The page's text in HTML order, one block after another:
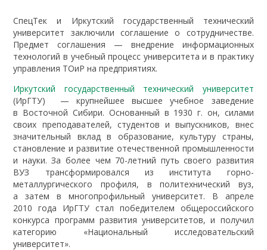
СпецТек и Иркутский государственный технический
университет заключили соглашение о сотрудничестве.
Предмет соглашения — внедрение информационных
технологий в учебный процесс университета и в практику
управления ТОиР на предприятиях.
Иркутский государственный технический университет
(ИрГТУ) — крупнейшее высшее учебное заведение
в Восточной Сибири. Основанный в 1930 г. он, силами
своих преподавателей, студентов и выпускников, внес
значительный вклад в образование, культуру страны,
становление и развитие отечественной промышленности
и науки. За более чем 70-летний путь своего развития
ВУЗ трансформировался из института горно-
металлургического профиля, в политехнический вуз,
а затем в многопрофильный университет. В апреле
2010 года ИрГТУ стал победителем общероссийского
конкурса программ развития университетов, и получил
категорию «Национальный исследовательский
университет».